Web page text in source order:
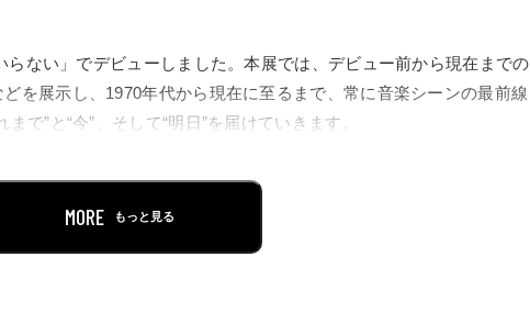
ない」でデビューしました。本展では、デビュー前から現在までの
を展示し、1970年代から現在に至るまで、常に音楽シーンの最前線
で”と“今”、そして“明日”を届けていきます。
覧いただける特別な機会です。
どうぞご期待ください。
MORE もっと見る